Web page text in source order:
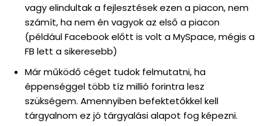
vagy elindultak a fejlesztések ezen a piacon, nem
számít, ha nem én vagyok az első a piacon
(például Facebook előtt is volt a MySpace, mégis a
FB lett a sikeresebb)
Már működő céget tudok felmutatni, ha
éppenséggel több tíz millió forintra lesz
szükségem. Amennyiben befektetőkkel kell
tárgyalnom ez jó tárgyalási alapot fog képezni.